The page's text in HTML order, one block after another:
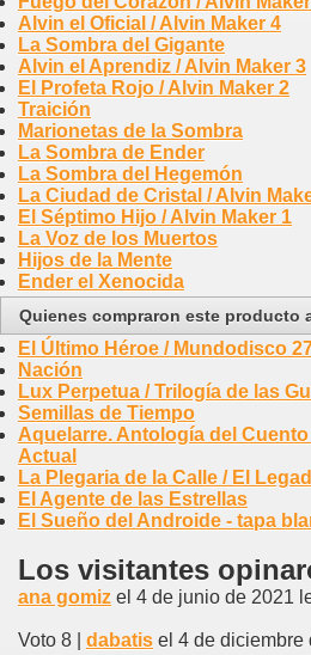
Alvin el Oficial / Alvin Maker 4
La Sombra del Gigante
Alvin el Aprendiz / Alvin Maker 3
El Profeta Rojo / Alvin Maker 2
Traición
Marionetas de la Sombra
La Sombra de Ender
La Sombra del Hegemón
La Ciudad de Cristal / Alvin
El Séptimo Hijo / Alvin Maker 1
La Voz de los Muertos
Hijos de la Mente
Ender el Xenocida
Quienes compraron este producto
El Último Héroe / Mundodisco
Nación
Lux Perpetua / Trilogía de las
Semillas de Tiempo
Aquelarre. Antología del
Actual
La Plegaria de la Calle / El
El Agente de las Estrellas
El Sueño del Androide - tapa
Los visitantes
ana gomiz el 4 de junio de 2021
Voto 8 | dabatis el 4 de diciembre